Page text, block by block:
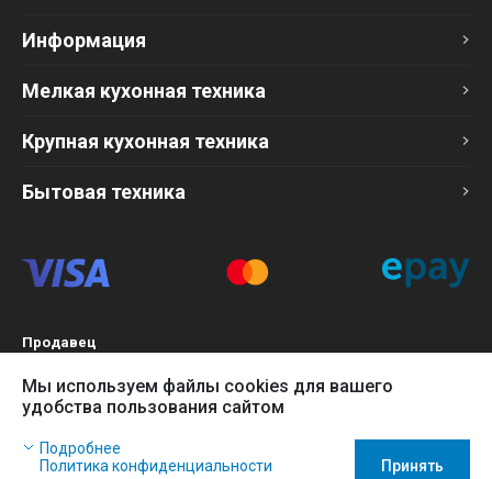
Информация
Мелкая кухонная техника
Крупная кухонная техника
Бытовая техника
Продавец
БИН 120140015907
Более подробно см. раздел Оферта
Мы используем файлы cookies для вашего
удобства пользования сайтом
Наш сайт использует файлы cookies, чтобы Вы могли
заказать товар в интернет-магазине и позволяет нам
Подробнее
Политика конфиденциальности
Принять